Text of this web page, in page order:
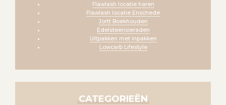
Flawlash locatie haren
Flawlash locatie Enschede
Jortt Boekhouden
Edelsteensieraden
Uitpakken met inpakken
Lowcarb Lifestyle
CATEGORIEËN